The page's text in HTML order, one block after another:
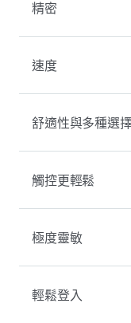
精密
速度
舒適性與多種選
觸控更輕鬆
極度靈敏
輕鬆登入